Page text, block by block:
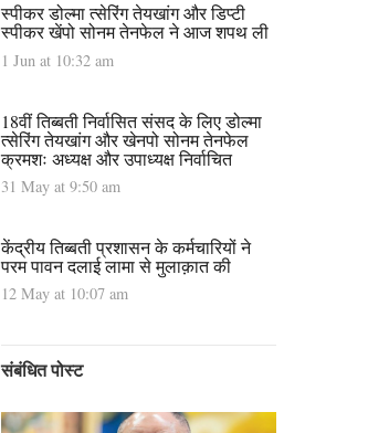
स्पीकर डोल्मा त्सेरिंग तेयखांग और डिप्टी
स्पीकर खेंपो सोनम तेनफेल ने आज शपथ ली
1 Jun at 10:32 am
18वीं तिब्बती निर्वासित संसद के लिए डोल्मा
त्सेरिंग तेयखांग और खेनपो सोनम तेनफेल
क्रमशः अध्यक्ष और उपाध्यक्ष निर्वाचित
31 May at 9:50 am
केंद्रीय तिब्बती प्रशासन के कर्मचारियों ने
परम पावन दलाई लामा से मुलाक़ात की
12 May at 10:07 am
संबंधित पोस्ट